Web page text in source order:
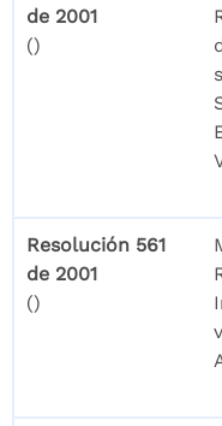
de 2001
()
Resolución 561
de 2001
()